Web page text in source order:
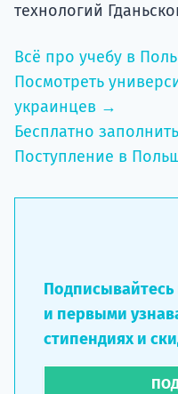
технологий
Всё про учебу в
Посмотреть
украинцев →
Бесплатно
Поступление в
Подписывайтесь
и первыми
стипендиях и